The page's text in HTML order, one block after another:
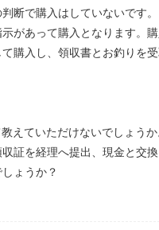
断で購入はしていないです。
があって購入となります。
購入し、領収書とお釣りを受
えていただけないでしょう
証を経理へ提出、現金と交
ょうか？